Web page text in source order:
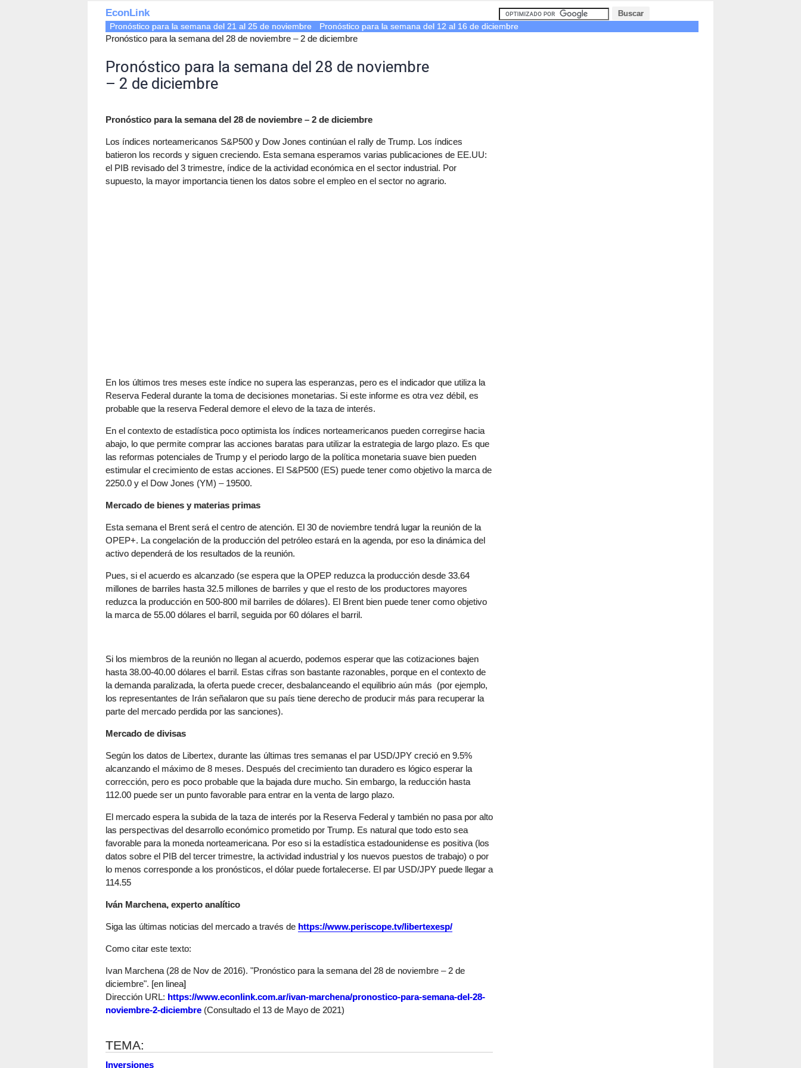
EconLink
Pronóstico para la semana del 21 al 25 de noviembre Pronóstico para la semana del 12 al 16 de diciembre
Pronóstico para la semana del 28 de noviembre – 2 de diciembre
Pronóstico para la semana del 28 de noviembre
– 2 de diciembre
Pronóstico para la semana del 28 de noviembre – 2 de diciembre
Los índices norteamericanos S&P500 y Dow Jones continúan el rally de Trump. Los índices
batieron los records y siguen creciendo. Esta semana esperamos varias publicaciones de EE.UU:
el PIB revisado del 3 trimestre, índice de la actividad económica en el sector industrial. Por
supuesto, la mayor importancia tienen los datos sobre el empleo en el sector no agrario.
En los últimos tres meses este índice no supera las esperanzas, pero es el indicador que utiliza la
Reserva Federal durante la toma de decisiones monetarias. Si este informe es otra vez débil, es
probable que la reserva Federal demore el elevo de la taza de interés.
En el contexto de estadística poco optimista los índices norteamericanos pueden corregirse hacia
abajo, lo que permite comprar las acciones baratas para utilizar la estrategia de largo plazo. Es que
las reformas potenciales de Trump y el periodo largo de la política monetaria suave bien pueden
estimular el crecimiento de estas acciones. El S&P500 (ES) puede tener como objetivo la marca de
2250.0 y el Dow Jones (YM) – 19500.
Mercado de bienes y materias primas
Esta semana el Brent será el centro de atención. El 30 de noviembre tendrá lugar la reunión de la
OPEP+. La congelación de la producción del petróleo estará en la agenda, por eso la dinámica del
activo dependerá de los resultados de la reunión.
Pues, si el acuerdo es alcanzado (se espera que la OPEP reduzca la producción desde 33.64
millones de barriles hasta 32.5 millones de barriles y que el resto de los productores mayores
reduzca la producción en 500-800 mil barriles de dólares). El Brent bien puede tener como objetivo
la marca de 55.00 dólares el barril, seguida por 60 dólares el barril.
Si los miembros de la reunión no llegan al acuerdo, podemos esperar que las cotizaciones bajen
hasta 38.00-40.00 dólares el barril. Estas cifras son bastante razonables, porque en el contexto de
la demanda paralizada, la oferta puede crecer, desbalanceando el equilibrio aún más (por ejemplo,
los representantes de Irán señalaron que su país tiene derecho de producir más para recuperar la
parte del mercado perdida por las sanciones).
Mercado de divisas
Según los datos de Libertex, durante las últimas tres semanas el par USD/JPY creció en 9.5%
alcanzando el máximo de 8 meses. Después del crecimiento tan duradero es lógico esperar la
corrección, pero es poco probable que la bajada dure mucho. Sin embargo, la reducción hasta
112.00 puede ser un punto favorable para entrar en la venta de largo plazo.
El mercado espera la subida de la taza de interés por la Reserva Federal y también no pasa por alto
las perspectivas del desarrollo económico prometido por Trump. Es natural que todo esto sea
favorable para la moneda norteamericana. Por eso si la estadística estadounidense es positiva (los
datos sobre el PIB del tercer trimestre, la actividad industrial y los nuevos puestos de trabajo) o por
lo menos corresponde a los pronósticos, el dólar puede fortalecerse. El par USD/JPY puede llegar a
114.55
Iván Marchena, experto analítico
Siga las últimas noticias del mercado a través de https://www.periscope.tv/libertexesp/
Como citar este texto:
Ivan Marchena (28 de Nov de 2016). "Pronóstico para la semana del 28 de noviembre – 2 de
diciembre". [en linea]
Dirección URL: https://www.econlink.com.ar/ivan-marchena/pronostico-para-semana-del-28-
noviembre-2-diciembre (Consultado el 13 de Mayo de 2021)
TEMA:
Inversiones